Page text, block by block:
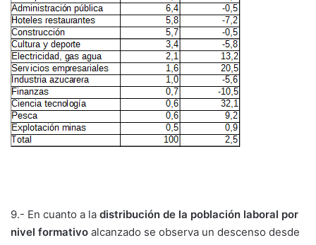
9.- En cuanto a la distribución de la población laboral por
nivel formativo alcanzado se observa un descenso desde